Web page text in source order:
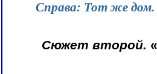
Справа: Тот же
Сюжет второй.